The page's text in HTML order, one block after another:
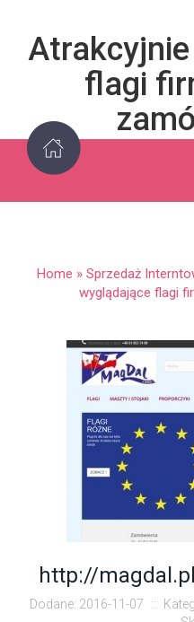
flagi
Home » Sprzedaż
wyglądające flagi
http://
Dodane: 2016-11-07 ::